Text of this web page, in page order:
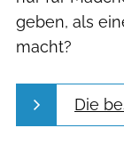
geben, als
macht?
Die